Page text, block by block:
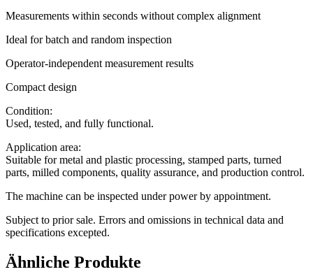
Measurements within seconds without complex alignment
Ideal for batch and random inspection
Operator-independent measurement results
Compact design
Condition:
Used, tested, and fully functional.
Application area:
Suitable for metal and plastic processing, stamped parts, turned
parts, milled components, quality assurance, and production control.
The machine can be inspected under power by appointment.
Subject to prior sale. Errors and omissions in technical data and
specifications excepted.
Ähnliche Produkte